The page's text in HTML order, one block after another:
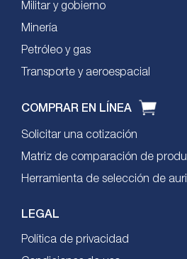
Militar y gobierno
Minería
Petróleo y gas
Transporte y aeroespacial
COMPRAR EN LÍNEA
Solicitar una cotización
Matriz de comparación de
Herramienta de selección de
LEGAL
Política de privacidad